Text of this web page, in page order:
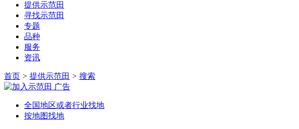
提供示范田
寻找示范田
专题
品种
服务
资讯
首页 > 提供示范田 > 搜索
广告
全国地区或者行业找地
按地图找地